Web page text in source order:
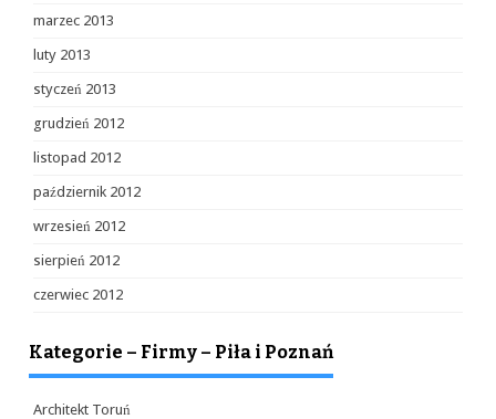
marzec 2013
luty 2013
styczeń 2013
grudzień 2012
listopad 2012
październik 2012
wrzesień 2012
sierpień 2012
czerwiec 2012
Kategorie – Firmy – Piła i Poznań
Architekt Toruń